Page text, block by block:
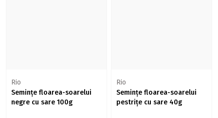
Rio
Semințe floarea-soarelui
negre cu sare 100g
Rio
Semințe floarea-soarelui
pestrițe cu sare 40g